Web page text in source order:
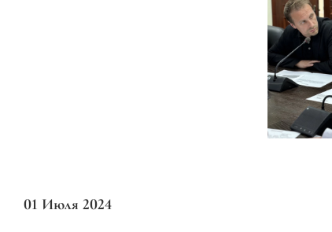
01 Июля 2024